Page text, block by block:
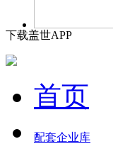
下载盖世APP
首页
配套企业库